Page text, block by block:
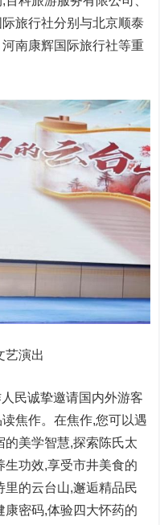
旅行社分别与北京顺泰
南康辉国际旅行社等重
艺演出
人民诚挚邀请国内外游客
焦作。在焦作,您可以遇
的美学智慧,探索陈氏太
功效,享受市井美食的
里的云台山,邂逅精品民
密码,体验四大怀药的